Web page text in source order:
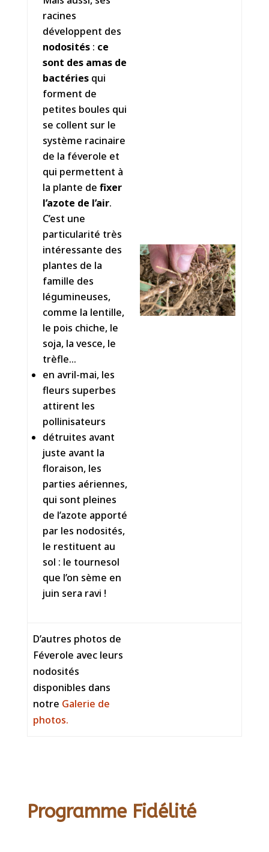
racines
développent des
nodosités : ce
sont des amas de
bactéries qui
forment de
petites boules qui
se collent sur le
système racinaire
de la féverole et
qui permettent à
la plante defixer
l’azote de l’air.
C’est une
particularité très
intéressante des
plantes de la
famille des
légumineuses,
comme la lentille,
le pois chiche, le
soja, la vesce, le
trèfle…
en avril-mai, les
fleurs superbes
attirent les
pollinisateurs
détruites avant
juste avant la
floraison, les
parties aériennes,
qui sont pleines
de l’azote apporté
par les nodosités,
le restituent au
sol : le tournesol
que l’on sème en
juin sera ravi !
D’autres photos de
Féverole avec leurs
nodosités
disponibles dans
notre Galerie de
photos.
Programme Fidélité